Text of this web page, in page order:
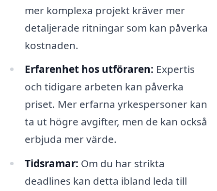
mer komplexa projekt kräver mer
detaljerade ritningar som kan påverka
kostnaden.
Erfarenhet hos utföraren: Expertis
och tidigare arbeten kan påverka
priset. Mer erfarna yrkespersoner kan
ta ut högre avgifter, men de kan också
erbjuda mer värde.
Tidsramar: Om du har strikta
deadlines kan detta ibland leda till